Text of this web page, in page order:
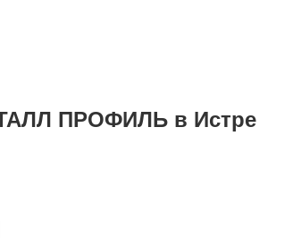
ПРОФИЛЬ в Истре